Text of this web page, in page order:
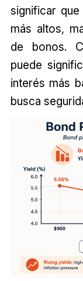
significar
más altos,
de bonos.
puede
interés más
busca